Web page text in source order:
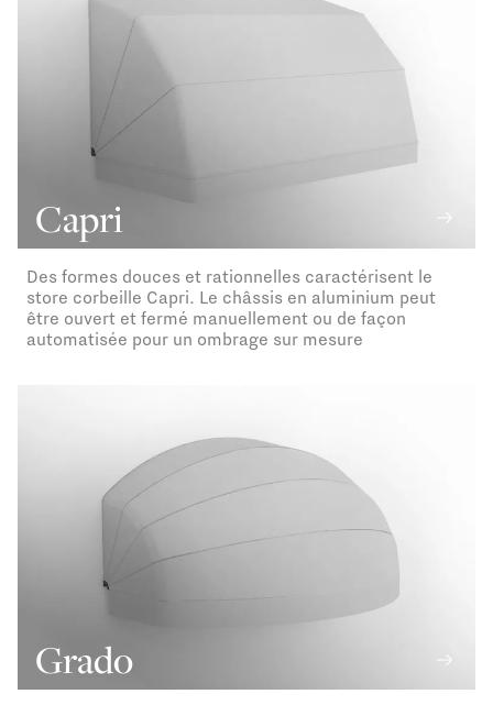
Capri
Des formes douces et rationnelles caractérisent le
store corbeille Capri. Le châssis en aluminium peut
être ouvert et fermé manuellement ou de façon
automatisée pour un ombrage sur mesure
Grado